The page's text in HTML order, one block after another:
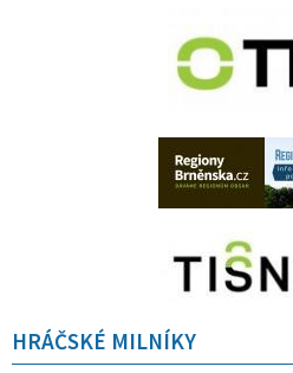
HRÁČSKÉ MILNÍKY